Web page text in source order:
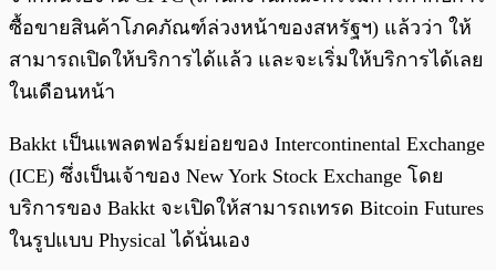
ซื้อขายสินค้าโภคภัณฑ์ล่วงหน้าของสหรัฐฯ) แล้วว่า ให้
สามารถเปิดให้บริการได้แล้ว และจะเริ่มให้บริการได้เลย
ในเดือนหน้า
Bakkt เป็นแพลตฟอร์มย่อยของ Intercontinental Exchange
(ICE) ซึ่งเป็นเจ้าของ New York Stock Exchange โดย
บริการของ Bakkt จะเปิดให้สามารถเทรด Bitcoin Futures
ในรูปแบบ Physical ได้นั่นเอง